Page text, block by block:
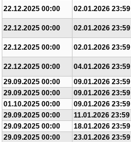
22.12.2025 00:00
02.01.2026 23:59
22.12.2025 00:00
02.01.2026 23:59
22.12.2025 00:00
02.01.2026 23:59
22.12.2025 00:00
04.01.2026 23:59
29.09.2025 00:00
09.01.2026 23:59
29.09.2025 00:00
09.01.2026 23:59
01.10.2025 00:00
09.01.2026 23:59
29.09.2025 00:00
11.01.2026 23:59
29.09.2025 00:00
18.01.2026 23:59
29.09.2025 00:00
23.01.2026 23:59